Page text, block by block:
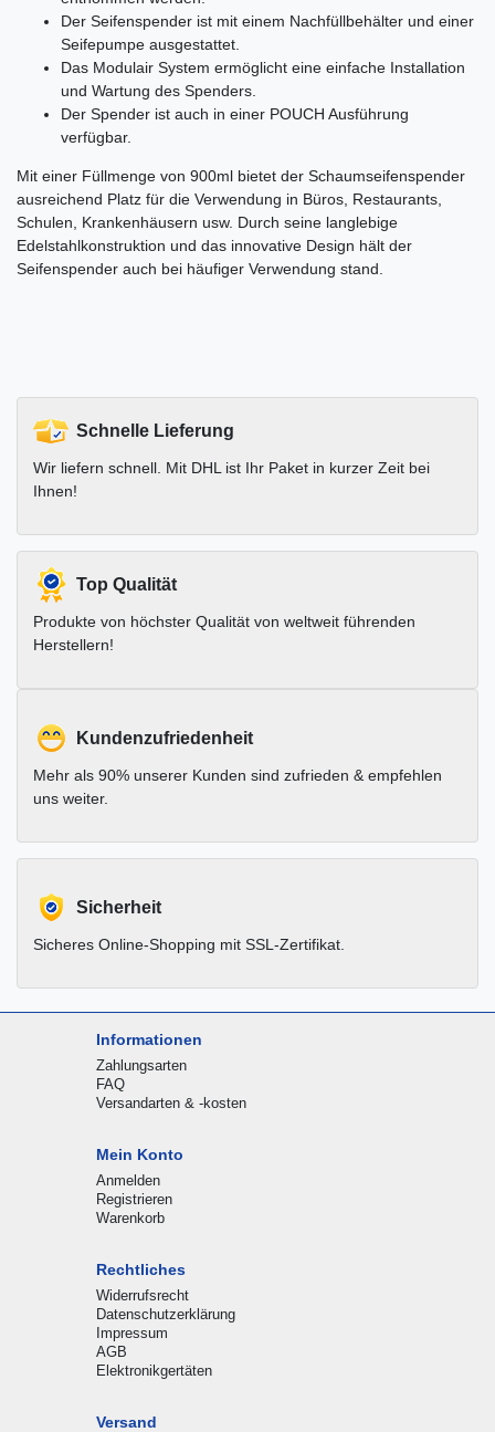
Der Seifenspender ist mit einem Nachfüllbehälter und einer
Seifepumpe ausgestattet.
Das Modulair System ermöglicht eine einfache Installation
und Wartung des Spenders.
Der Spender ist auch in einer POUCH Ausführung
verfügbar.
Mit einer Füllmenge von 900ml bietet der Schaumseifenspender
ausreichend Platz für die Verwendung in Büros, Restaurants,
Schulen, Krankenhäusern usw. Durch seine langlebige
Edelstahlkonstruktion und das innovative Design hält der
Seifenspender auch bei häufiger Verwendung stand.
Schnelle Lieferung
Wir liefern schnell. Mit DHL ist Ihr Paket in kurzer Zeit bei
Ihnen!
Top Qualität
Produkte von höchster Qualität von weltweit führenden
Herstellern!
Kundenzufriedenheit
Mehr als 90% unserer Kunden sind zufrieden & empfehlen
uns weiter.
Sicherheit
Sicheres Online-Shopping mit SSL-Zertifikat.
Informationen
Zahlungsarten
FAQ
Versandarten & -kosten
Mein Konto
Anmelden
Registrieren
Warenkorb
Rechtliches
Widerrufsrecht
Datenschutzerklärung
Impressum
AGB
Elektronikgertäten
Versand